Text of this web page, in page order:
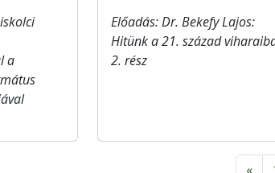
a
Előadás: Dr. Bekefy Lajos:
Hitünk a 21. század
2. rész